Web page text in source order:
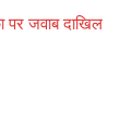
पर जवाब दाखिल